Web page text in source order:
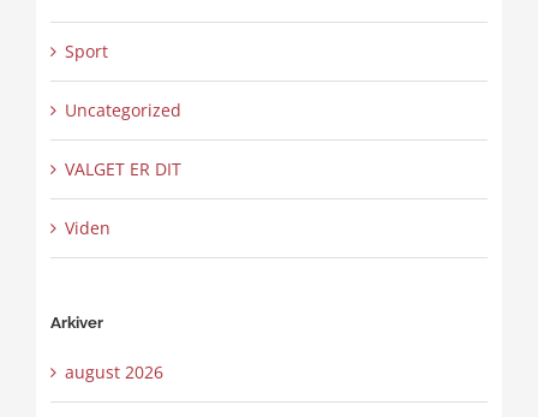
Sport
Uncategorized
VALGET ER DIT
Viden
Arkiver
august 2026